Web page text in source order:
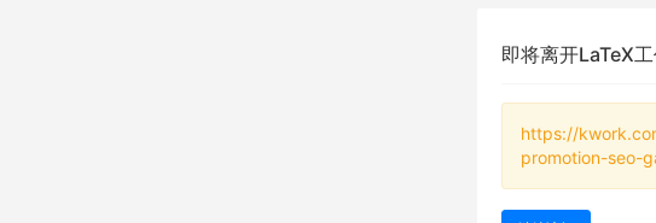
即将离开LaTeX
https://
promotion-seo-